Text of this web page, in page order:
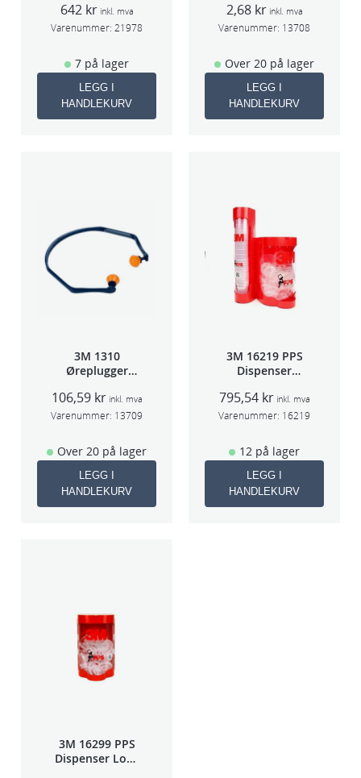
a
642 kr inkl. mva
Varenummer: 21978
7 på lager
LEGG I
HANDLEKURV
2,68 kr inkl. mva
Varenummer: 13708
Over 20 på lager
LEGG I
HANDLEKURV
3M 1310
Øreplugger
106,59 kr inkl. mva
Varenummer: 13709
Over 20 på lager
LEGG I
HANDLEKURV
3M 16219 PPS
Dispenser
(Large,Std og
Midi)
795,54 kr inkl. mva
Varenummer: 16219
12 på lager
LEGG I
HANDLEKURV
3M 16299 PPS
Dispenser Lokk